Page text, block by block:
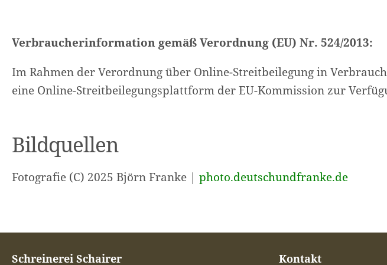
Verbraucherinformation gemäß Verordnung (EU) Nr. 524/2013:
Im Rahmen der Verordnung über Online-Streitbeilegung in
eine Online-Streitbeilegungsplattform der EU-Kommission zur
Bildquellen
Fotografie (C) 2025 Björn Franke | photo.deutschundfranke.de
Schreinerei Schairer Kontakt